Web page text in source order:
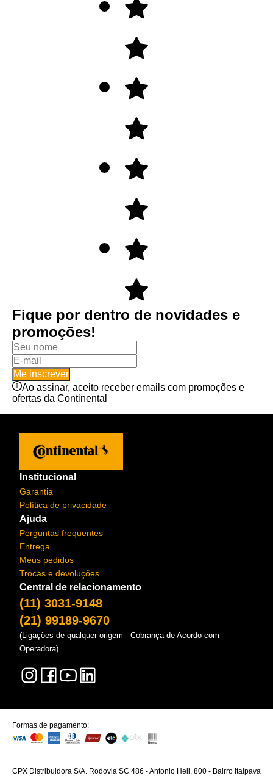
Fique por dentro de novidades e
promoções!
Me inscrever
Ao assinar, aceito receber emails com promoções e
ofertas da Continental
Institucional
Garantia
Política de privacidade
Ajuda
Perguntas frequentes
Entrega
Meus pedidos
Trocas e devoluções
Central de relacionamento
(11) 3031-9148
(21) 99189-9670
(Ligações de qualquer origem - Cobrança de Acordo com
Operadora)
Formas de pagamento:
CPX Distribuidora S/A. Rodovia SC 486 - Antonio Heil, 800 - Bairro Itaipava